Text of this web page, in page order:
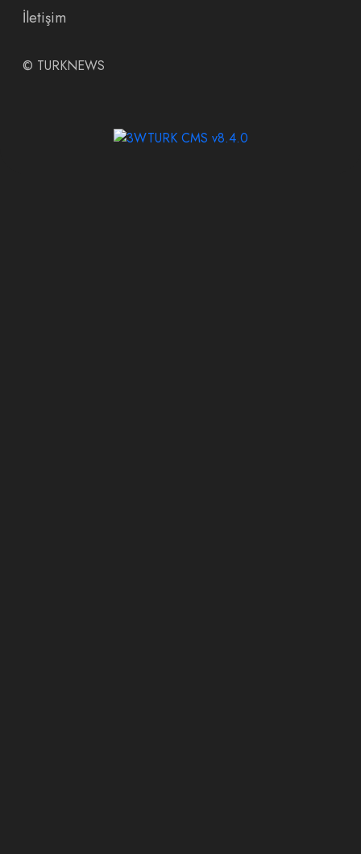
İletişim
© TURKNEWS